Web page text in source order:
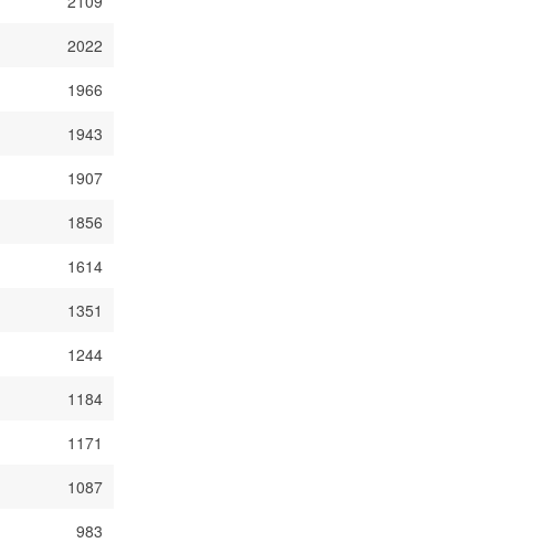
2022
1966
1943
1907
1856
1614
1351
1244
1184
1171
1087
983